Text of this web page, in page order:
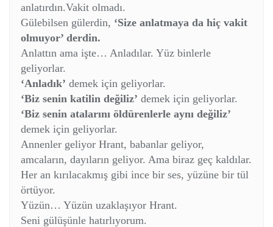
anlatırdın.Vakit olmadı.
Gülebilsen gülerdin, ‘Size anlatmaya da hiç vakit
olmuyor’ derdin.
Anlattın ama işte… Anladılar. Yüz binlerle
geliyorlar.
‘Anladık’ demek için geliyorlar.
‘Biz senin katilin değiliz’ demek için geliyorlar.
‘Biz senin atalarını öldürenlerle aynı değiliz’
demek için geliyorlar.
Annenler geliyor Hrant, babanlar geliyor,
amcaların, dayıların geliyor. Ama biraz geç kaldılar.
Her an kırılacakmış gibi ince bir ses, yüzüne bir tül
örtüyor.
Yüzün… Yüzün uzaklaşıyor Hrant.
Seni gülüşünle hatırlıyorum.